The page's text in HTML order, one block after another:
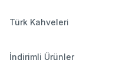
Türk Kahveleri
İndirimli Ürünler